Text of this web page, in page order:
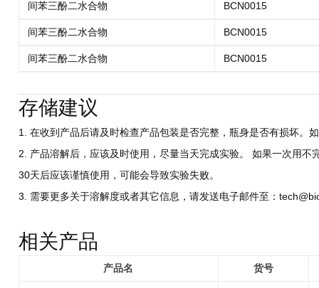
间苯三酚二水合物 BCN0015
间苯三酚二水合物 BCN0015
间苯三酚二水合物 BCN0015
存储建议
1. 在收到产品后请及时检查产品包装是否完整，瓶身是否有损坏。
2. 产品溶解后，应该及时使用，尽量当天完成实验。 如果一次用
30天后应该谨慎使用，可能会导致实验失败。
3. 需要更多关于溶解度或者其它信息，请发送电子邮件至：
相关产品
产品名 货号